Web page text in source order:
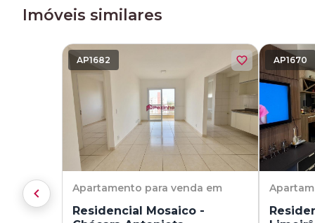
Imóveis similares
AP1682
Apartamento para venda em
Residencial Mosaico -
AP1670